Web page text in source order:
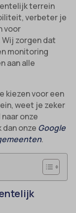
terrein
verbeter je
voor
zorgen dat
monitoring
aan alle
kiezen voor een
weet je zeker
onze
onze Google
.